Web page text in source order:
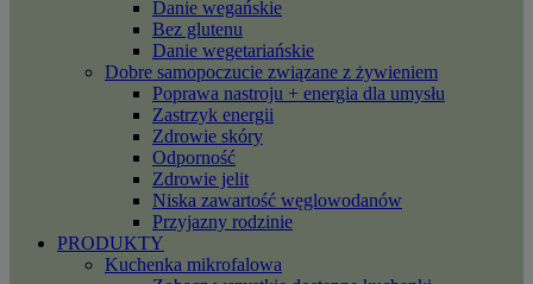
Danie wegańskie
Bez glutenu
Danie wegetariańskie
Dobre samopoczucie związane z żywieniem
Poprawa nastroju + energia dla umysłu
Zastrzyk energii
Zdrowie skóry
Odporność
Zdrowie jelit
Niska zawartość węglowodanów
Przyjazny rodzinie
PRODUKTY
Kuchenka mikrofalowa